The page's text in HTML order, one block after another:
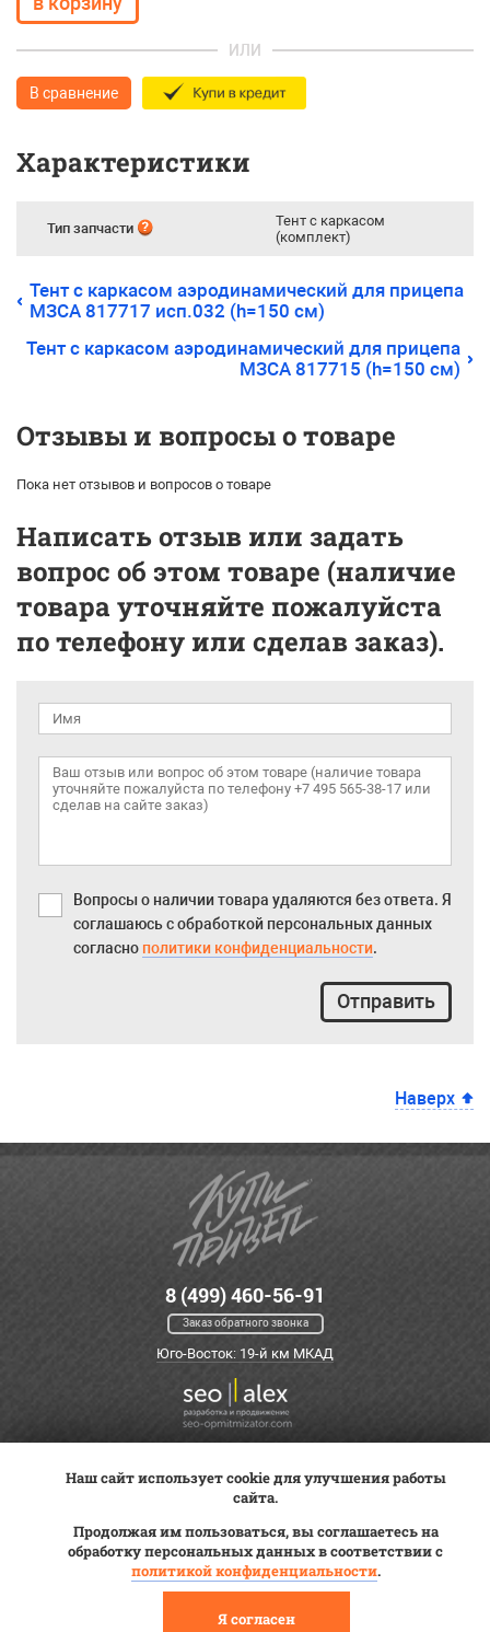
ИЛИ
В сравнение
Характеристики
Тип запчасти
Тент с каркасом
(комплект)
Тент с каркасом аэродинамический для прицепа
МЗСА 817717 исп.032 (h=150 см)
Тент с каркасом аэродинамический для прицепа
МЗСА 817715 (h=150 см)
Отзывы и вопросы о товаре
Пока нет отзывов и вопросов о товаре
Написать отзыв или задать
вопрос об этом товаре (наличие
товара уточняйте пожалуйста
по телефону или сделав заказ).
Вопросы о наличии товара удаляются без ответа. Я
соглашаюсь с обработкой персональных данных
согласно политики конфиденциальности.
Отправить
Наверх
8 (499) 460-56-91
Заказ обратного звонка
Юго-Восток: 19-й км МКАД
Постановка на учет
Трейд-ин
Статьи
ВК Видео
© 2012—2026 «Купи прицеп»™ (ООО «Авангард», ИНН 9723035587)
Наш сайт использует cookie для улучшения работы
сайта.
Продолжая им пользоваться, вы соглашаетесь на
обработку персональных данных в соответствии с
политикой конфиденциальности.
Я согласен